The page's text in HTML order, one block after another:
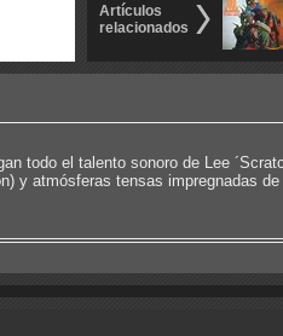
Artículos
relacionados
todo el talento sonoro de Lee
y atmósferas tensas impregnadas